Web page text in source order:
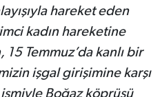
hareket eden
kadın hareketine
Temmuz’da kanlı bir
işgal girişimine karşı
Boğaz köprüsü